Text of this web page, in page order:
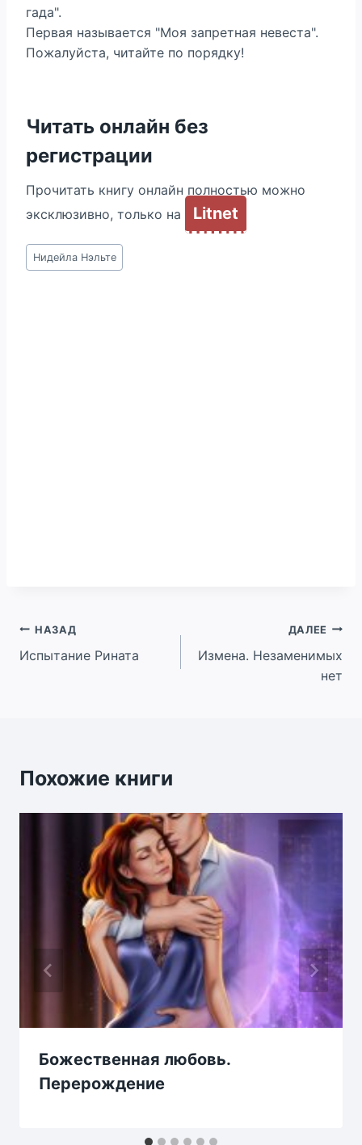
гада".
Первая называется "Моя запретная невеста".
Пожалуйста, читайте по порядку!
Читать онлайн без
регистрации
Прочитать книгу онлайн полностью можно
эксклюзивно, только на
Litnet
Метки
записи:
Нидейла Нэльте
Навигация
по
НАЗАД
Испытание Рината
ДАЛЕЕ
Измена. Незаменимых
нет
Похожие книги
Божественная любовь.
Перерождение